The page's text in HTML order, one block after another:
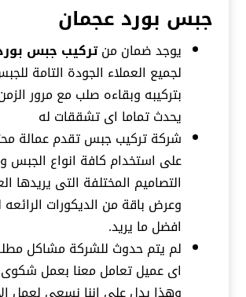
جبس بورد عجمان
يوجد ضمان منتركيب جبس
لجميع العملاء الجودة التامة
بتركيبه وبقاءه صلب مع مرور
يحدث تماما اى تشققات له
شركة تركيب جبس تقدم عمالة
على استخدام كافة انواع الجبس
التصاميم المختلفة التى يريدها
وعرض باقة من الديكورات الرائعه
افضل ما يريد.
لم يتم حدوث للشركة مشاكل
اى عميل تعامل معنا بعمل شكوى